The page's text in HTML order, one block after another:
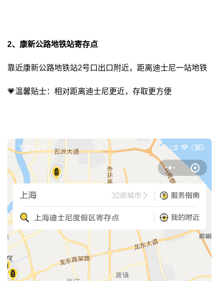
2、康新公路地铁站寄存点
靠近康新公路地铁站2号口出口附近，距离迪士尼一站地铁
💗温馨贴士：相对距离迪士尼更近，存取更方便